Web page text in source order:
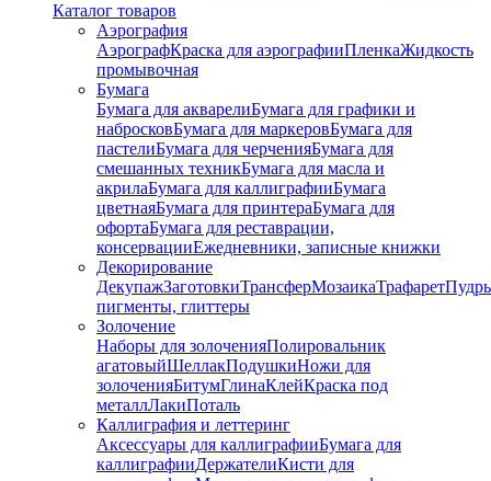
Каталог товаров
Аэрография
АэрографКраска для аэрографииПленкаЖидкость
промывочная
Бумага
Бумага для акварелиБумага для графики и
набросковБумага для маркеровБумага для
пастелиБумага для черченияБумага для
смешанных техникБумага для масла и
акрилаБумага для каллиграфииБумага
цветнаяБумага для принтераБумага для
офортаБумага для реставрации,
консервацииЕжедневники, записные книжки
Декорирование
ДекупажЗаготовкиТрансферМозаикаТрафарет
пигменты, глиттеры
Золочение
Наборы для золоченияПолировальник
агатовыйШеллакПодушкиНожи для
золоченияБитумГлинаКлейКраска под
металлЛакиПоталь
Каллиграфия и леттеринг
Аксессуары для каллиграфииБумага для
каллиграфииДержателиКисти для